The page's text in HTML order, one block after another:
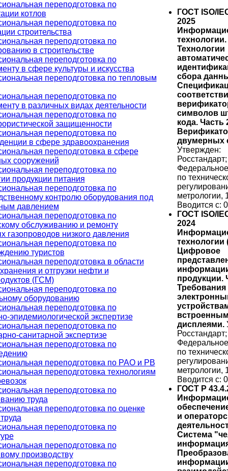
переподготовка по
котлов
переподготовка по
строительства
переподготовка по
в строительстве
переподготовка по
в сфере культуры и искусства
переподготовка по тепловым
переподготовка по
в различных видах деятельности
переподготовка по
защищенности
переподготовка по
в сфере здравоохранения
переподготовка в сфере
сооружений
переподготовка по
продукции питания
переподготовка по
контролю оборудования под
давлением
переподготовка по
обслуживанию и ремонту
газопроводов низкого давления
переподготовка по
туристов
переподготовка в области
и отгрузки нефти и
(ГСМ)
переподготовка по
оборудованию
переподготовка по
эпидемиологической экспертизе
переподготовка по
санитарной экспертизе
переподготовка по
переподготовка по РАО и РВ
переподготовка технологиям
переподготовка по
труда
переподготовка по оценке
переподготовка по
переподготовка по
производству
переподготовка по
ГОСТ ISO/
2025
технологии.
Технологии
сбора
символов
кода. Часть
двумерных
Утвержден:
Росстандарт;
по
метрологии,
Вводится с:
ГОСТ ISO/
2024
технологии
Цифровое
продукции.
Требования
дисплеями.
Росстандарт;
по
метрологии,
Вводится с:
ГОСТ Р
и
Система